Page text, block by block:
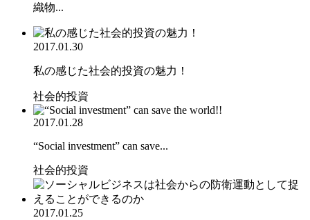
織物...
2017.01.30
私の感じた社会的投資の魅力！
社会的投資
2017.01.28
“Social investment” can save...
社会的投資
2017.01.25